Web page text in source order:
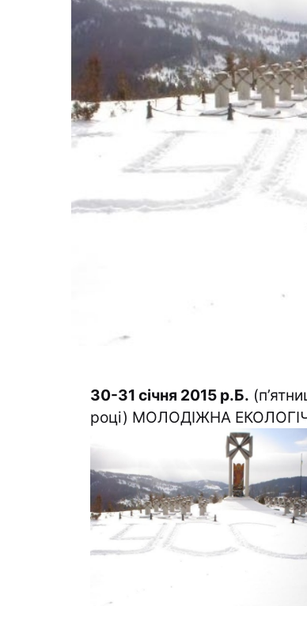
30-31 січня 2015 р.Б.
році) МОЛОДІЖНА